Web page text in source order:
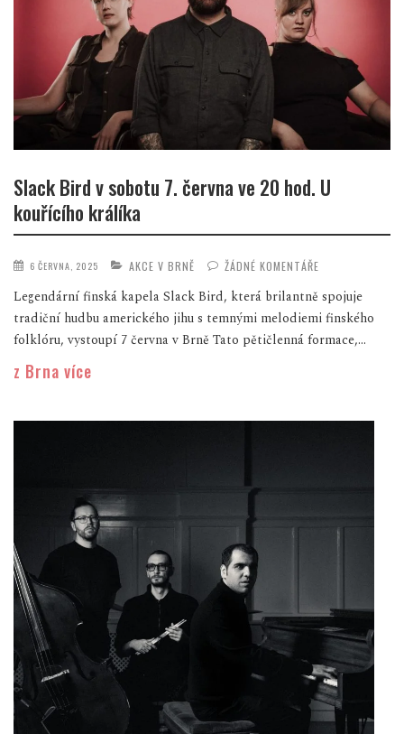
Slack Bird v sobotu 7. června ve 20 hod. U
kouřícího králíka
6 ČERVNA, 2025 AKCE V BRNĚ ŽÁDNÉ KOMENTÁŘE
Legendární finská kapela Slack Bird, která brilantně spojuje
tradiční hudbu amerického jihu s temnými melodiemi finského
folklóru, vystoupí 7 června v Brně Tato pětičlenná formace,...
z Brna více